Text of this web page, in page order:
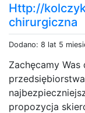
Http://
chirurgiczna
Dodano: 8 lat 5
Zachęcamy
propozycja